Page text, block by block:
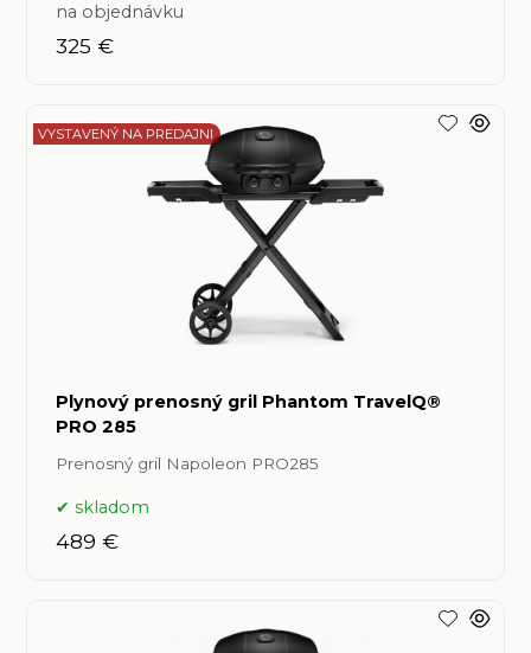
na objednávku
325 €
Plynový prenosný gril Phantom TravelQ®
PRO 285
Prenosný gril Napoleon PRO285
VYSTAVENÝ NA PREDAJNI
skladom
489 €